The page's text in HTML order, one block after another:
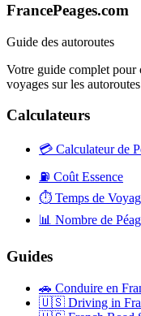
FrancePeages.com
Guide des autoroutes
Votre guide complet pour
voyages sur les
Calculateurs
💳 Calculateur de
⛽ Coût Essence
⏱️ Temps de
📊 Nombre de
Guides
🚗 Conduire en
🇺🇸 Driving in